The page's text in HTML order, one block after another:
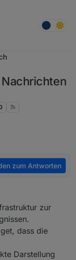
zum Antworten
zur
dass die
Darstellung